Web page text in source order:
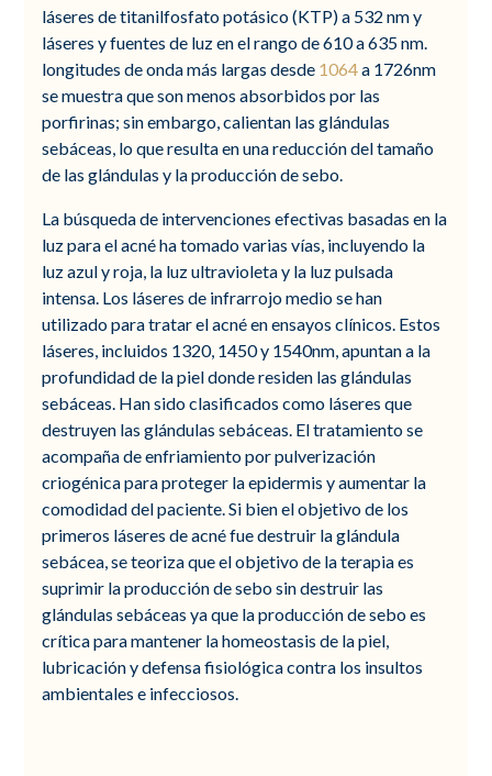
láseres de titanilfosfato potásico (KTP) a 532 nm y
láseres y fuentes de luz en el rango de 610 a 635 nm.
longitudes de onda más largas desde 1064a 1726nm
se muestra que son menos absorbidos por las
porfirinas; sin embargo, calientan las glándulas
sebáceas, lo que resulta en una reducción del tamaño
de las glándulas y la producción de sebo.
La búsqueda de intervenciones efectivas basadas en la
luz para el acné ha tomado varias vías, incluyendo la
luz azul y roja, la luz ultravioleta y la luz pulsada
intensa. Los láseres de infrarrojo medio se han
utilizado para tratar el acné en ensayos clínicos. Estos
láseres, incluidos 1320, 1450 y 1540nm, apuntan a la
profundidad de la piel donde residen las glándulas
sebáceas. Han sido clasificados como láseres que
destruyen las glándulas sebáceas. El tratamiento se
acompaña de enfriamiento por pulverización
criogénica para proteger la epidermis y aumentar la
comodidad del paciente. Si bien el objetivo de los
primeros láseres de acné fue destruir la glándula
sebácea, se teoriza que el objetivo de la terapia es
suprimir la producción de sebo sin destruir las
glándulas sebáceas ya que la producción de sebo es
crítica para mantener la homeostasis de la piel,
lubricación y defensa fisiológica contra los insultos
ambientales e infecciosos.